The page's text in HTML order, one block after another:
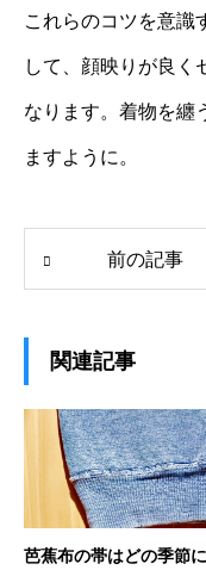
これらのコツを意識
して、顔映りが良く
なります。着物を纏
ますように。
前の記事
関連記事
芭蕉布の帯はどの季節